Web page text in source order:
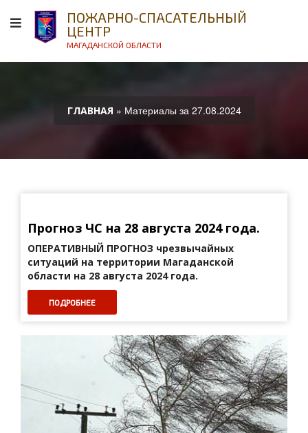
ПОЖАРНО-СПАСАТЕЛЬНЫЙ
ЦЕНТР
МАГАДАНСКОЙ ОБЛАСТИ
ГЛАВНАЯ » Материалы за 27.08.2024
Прогноз ЧС на 28 августа 2024 года.
ОПЕРАТИВНЫЙ ПРОГНОЗ чрезвычайных
ситуаций на территории Магаданской
области на 28 августа 2024 года.
ПОДРОБНЕЕ